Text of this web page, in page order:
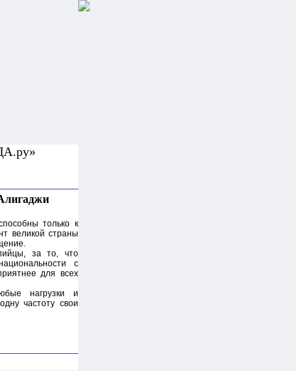
только к
великой страны
за то, что
с
для всех
нагрузки и
частоту свои